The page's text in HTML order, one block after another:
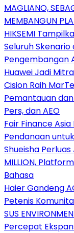
MAGLIANO,
MEMBANGUN
HIKSEMI
Seluruh Skenario
Pengembangan
Huawei Jadi
Cision Raih
Pemantauan dan
Pers, dan AEO
Fair Finance
Pendanaan
Shueisha
MILLION,
Bahasa
Haier Gandeng
Petenis
SUS
Percepat